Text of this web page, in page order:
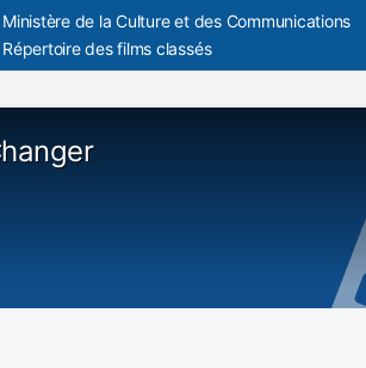
Ministère de la Culture et des Communications
Répertoire des films classés